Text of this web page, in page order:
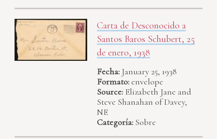
Carta de Desconocido a
Santos Baros Schubert, 25
de enero, 1938
Fecha: January 25, 1938
Formato:envelope
Source: Elizabeth Jane and
Steve Shanahan of Davey,
NE
Categoría: Sobre